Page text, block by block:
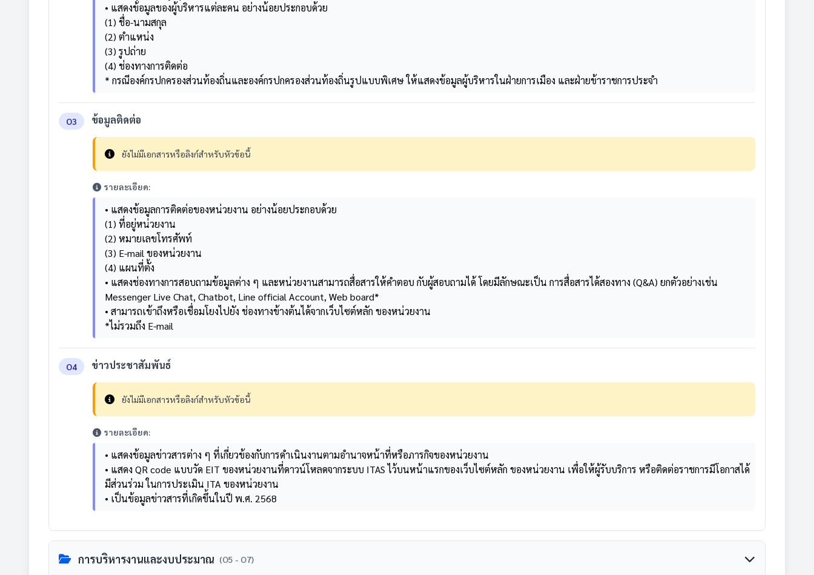
• แสดงข้อมูลของผู้บริหารแต่ละคน อย่างน้อยประกอบด้วย
(1) ชื่อ-นามสกุล
(2) ตำแหน่ง
(3) รูปถ่าย
(4) ช่องทางการติดต่อ
* กรณีองค์กรปกครองส่วนท้องถิ่นและองค์กรปกครองส่วนท้องถิ่นรูปแบบพิเศษ ให้แสดงข้อมูลผู้บริหารในฝ่ายการเมือง และฝ่ายข้าราชการประจำ
O3 ข้อมูลติดต่อ
ยังไม่มีเอกสารหรือลิงก์สำหรับหัวข้อนี้
รายละเอียด:
• แสดงข้อมูลการติดต่อของหน่วยงาน อย่างน้อยประกอบด้วย
(1) ที่อยู่หน่วยงาน
(2) หมายเลขโทรศัพท์
(3) E-mail ของหน่วยงาน
(4) แผนที่ตั้ง
• แสดงช่องทางการสอบถามข้อมูลต่าง ๆ และหน่วยงานสามารถสื่อสารให้คำตอบ กับผู้สอบถามได้ โดยมีลักษณะเป็น การสื่อสารได้สองทาง (Q&A) ยกตัวอย่างเช่น
Messenger Live Chat, Chatbot, Line official Account, Web board*
• สามารถเข้าถึงหรือเชื่อมโยงไปยัง ช่องทางข้างต้นได้จากเว็บไซต์หลัก ของหน่วยงาน
*ไม่รวมถึง E-mail
O4 ข่าวประชาสัมพันธ์
ยังไม่มีเอกสารหรือลิงก์สำหรับหัวข้อนี้
รายละเอียด:
• แสดงข้อมูลข่าวสารต่าง ๆ ที่เกี่ยวข้องกับการดำเนินงานตามอำนาจหน้าที่หรือภารกิจของหน่วยงาน
• แสดง QR code แบบวัด EIT ของหน่วยงานที่ดาวน์โหลดจากระบบ ITAS ไว้บนหน้าแรกของเว็บไซต์หลัก ของหน่วยงาน เพื่อให้ผู้รับบริการ หรือติดต่อราชการมีโอกาสได้
มีส่วนร่วม ในการประเมิน ITA ของหน่วยงาน
• เป็นข้อมูลข่าวสารที่เกิดขึ้นในปี พ.ศ. 2568
การบริหารงานและงบประมาณ (O5 - O7)